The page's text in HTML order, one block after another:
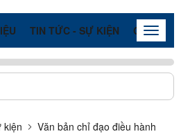
TIN TỨC - SỰ KIỆN CỔNGToggle
kiện Văn bản chỉ đạo điều hành